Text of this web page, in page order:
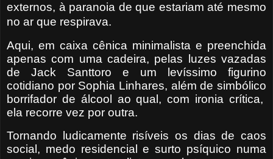
externos, à paranoia de que estariam até mesmo
no ar que respirava.
Aqui, em caixa cênica minimalista e preenchida
apenas com uma cadeira, pelas luzes vazadas
de Jack Santtoro e um levíssimo figurino
cotidiano por Sophia Linhares, além de simbólico
borrifador de álcool ao qual, com ironia crítica,
ela recorre vez por outra.
Tornando ludicamente risíveis os dias de caos
social, medo residencial e surto psíquico numa